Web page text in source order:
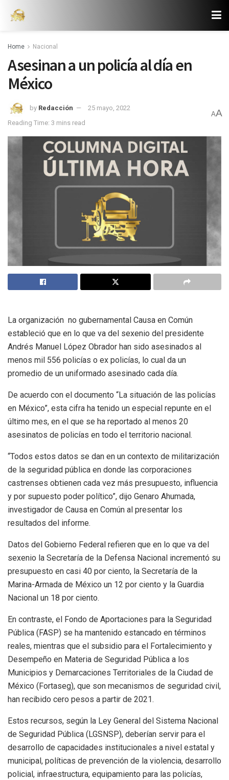
Home Nacional
Asesinan a un policía al día en
México
by Redacción
25 mayo, 2022
Reading Time: 3 mins read
AA
La organización no gubernamental Causa en Común
estableció que en lo que va del sexenio del presidente
Andrés Manuel López Obrador han sido asesinados al
menos mil 556 policías o ex policías, lo cual da un
promedio de un uniformado asesinado cada día.
De acuerdo con el documento “La situación de las policías
en México”, esta cifra ha tenido un especial repunte en el
último mes, en el que se ha reportado al menos 20
asesinatos de policías en todo el territorio nacional.
“Todos estos datos se dan en un contexto de militarización
de la seguridad pública en donde las corporaciones
castrenses obtienen cada vez más presupuesto, influencia
y por supuesto poder político”, dijo Genaro Ahumada,
investigador de Causa en Común al presentar los
resultados del informe.
Datos del Gobierno Federal refieren que en lo que va del
sexenio la Secretaría de la Defensa Nacional incrementó su
presupuesto en casi 40 por ciento, la Secretaría de la
Marina-Armada de México un 12 por ciento y la Guardia
Nacional un 18 por ciento.
En contraste, el Fondo de Aportaciones para la Seguridad
Pública (FASP) se ha mantenido estancado en términos
reales, mientras que el subsidio para el Fortalecimiento y
Desempeño en Materia de Seguridad Pública a los
Municipios y Demarcaciones Territoriales de la Ciudad de
México (Fortaseg), que son mecanismos de seguridad civil,
han recibido cero pesos a partir de 2021.
Estos recursos, según la Ley General del Sistema Nacional
de Seguridad Pública (LGSNSP), deberían servir para el
desarrollo de capacidades institucionales a nivel estatal y
municipal, políticas de prevención de la violencia, desarrollo
policial, infraestructura, equipamiento para las policías,